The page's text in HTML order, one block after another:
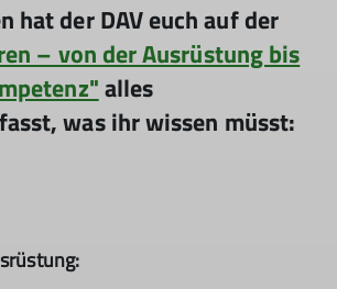
hat der DAV euch auf der
– von der Ausrüstung bis
alles
was ihr wissen müsst: